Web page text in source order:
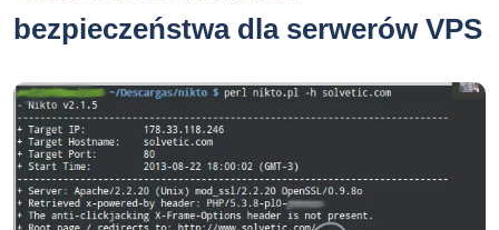
bezpieczeństwa dla serwerów VPS